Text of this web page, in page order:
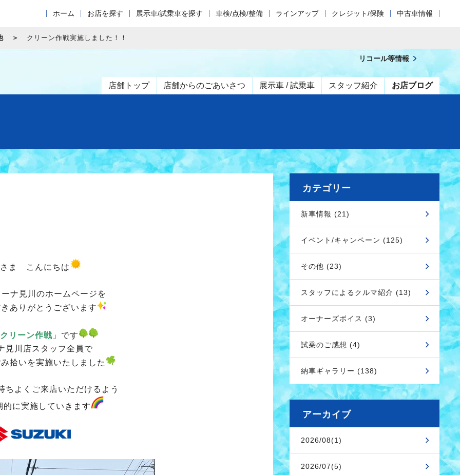
ホーム お店を探す 展示車/試乗車を探す 車検/点検/整備 ラインアップ クレジット/保険 中古車情報
クリーン作戦実施しました！！
店舗トップ 店舗からのごあいさつ 展示車 / 試乗車 スタッフ紹介 お店ブログ
リコール等情報
ま こんにちは
ナ見川のホームページを
ありがとうございます
クリーン作戦 」です
見川店スタッフ全員で
拾いを実施いたしました
ちよくご来店いただけるよう
的に実施していきます
カテゴリー
新車情報 (21)
イベント/キャンペーン (125)
その他 (23)
スタッフによるクルマ紹介 (13)
オーナーズボイス (3)
試乗のご感想 (4)
納車ギャラリー (138)
アーカイブ
2026/08(1)
2026/07(5)